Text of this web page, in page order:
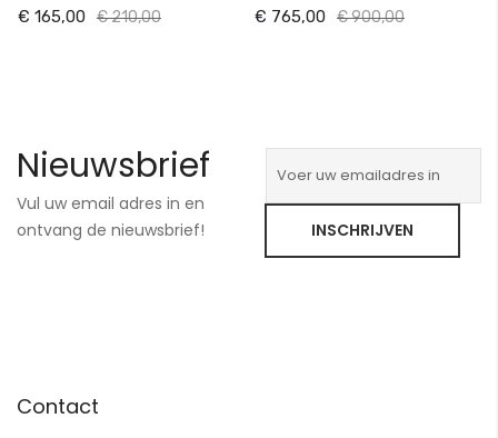
€ 165,00 € 210,00 € 765,00 € 900,00
Nieuwsbrief
Vul uw email adres in en
ontvang de nieuwsbrief!
INSCHRIJVEN
Contact